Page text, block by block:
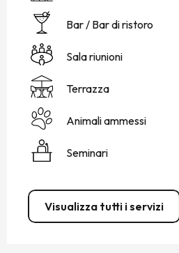
Bar / Bar di ristoro
Sala riunioni
Terrazza
Animali ammessi
Seminari
Visualizza tutti i servizi